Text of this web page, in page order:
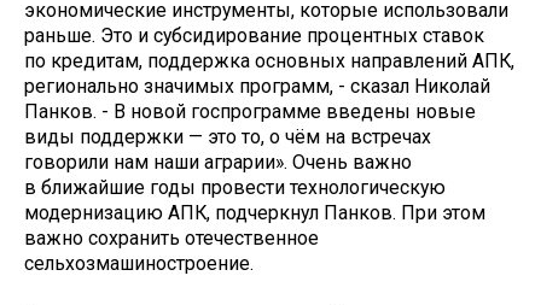
экономические инструменты, которые использовали
раньше. Это и субсидирование процентных ставок
по кредитам, поддержка основных направлений АПК,
регионально значимых программ, - сказал Николай
Панков. - В новой госпрограмме введены новые
виды поддержки — это то, о чём на встречах
говорили нам наши аграрии». Очень важно
в ближайшие годы провести технологическую
модернизацию АПК, подчеркнул Панков. При этом
важно сохранить отечественное
сельхозмашиностроение.